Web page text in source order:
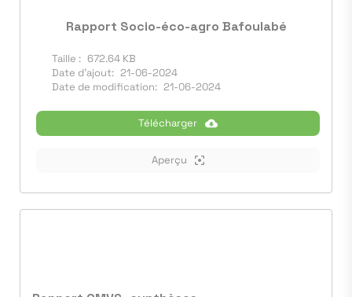
Rapport Socio-éco-agro Bafoulabé
Taille : 672.64 KB
Date d'ajout: 21-06-2024
Date de modification: 21-06-2024
Télécharger
Aperçu